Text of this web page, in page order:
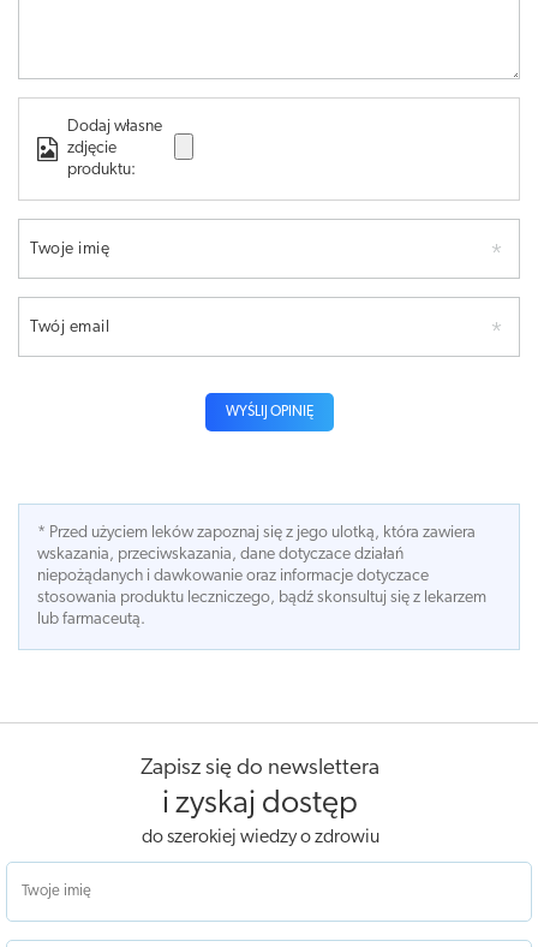
Dodaj własne
zdjęcie
produktu:
Twoje imię
Twój email
WYŚLIJ OPINIĘ
* Przed użyciem leków zapoznaj się z jego ulotką, która zawiera
wskazania, przeciwskazania, dane dotyczace działań
niepożądanych i dawkowanie oraz informacje dotyczace
stosowania produktu leczniczego, bądź skonsultuj się z lekarzem
lub farmaceutą.
Zapisz się do newslettera
i zyskaj dostęp
do szerokiej wiedzy o zdrowiu